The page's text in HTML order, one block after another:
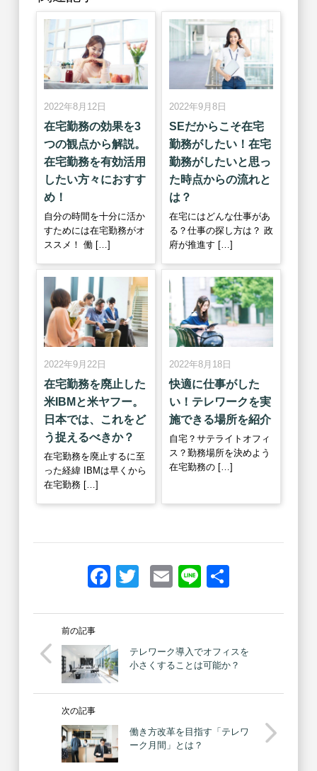
2022年8月12日
在宅勤務の効果を3
つの観点から解説。
在宅勤務を有効活用
したい方々におすす
め！
自分の時間を十分に活か
すためには在宅勤務がオ
ススメ！ 働 […]
2022年9月8日
SEだからこそ在宅
勤務がしたい！在宅
勤務がしたいと思っ
た時点からの流れと
は？
在宅にはどんな仕事があ
る？仕事の探し方は？ 政
府が推進す […]
2022年9月22日
在宅勤務を廃止した
米IBMと米ヤフー。
日本では、これをど
う捉えるべきか？
在宅勤務を廃止するに至
った経緯 IBMは早くから
在宅勤務 […]
2022年8月18日
快適に仕事がした
い！テレワークを実
施できる場所を紹介
自宅？サテライトオフィ
ス？勤務場所を決めよう
在宅勤務の […]
Facebook
TwitterEmail
Line
前の記事
テレワーク導入でオフィスを
小さくすることは可能か？
次の記事
働き方改革を目指す「テレワ
ーク月間」とは？